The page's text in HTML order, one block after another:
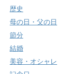
歴史
母の日・父の日
節分
結婚
美容・オシャレ